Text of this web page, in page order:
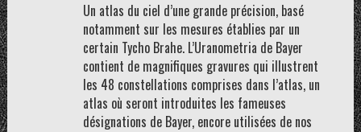
Un atlas du ciel d’une grande précision, basé
notamment sur les mesures établies par un
certain Tycho Brahe. L’Uranometria de Bayer
contient de magnifiques gravures qui illustrent
les 48 constellations comprises dans l’atlas, un
atlas où seront introduites les fameuses
désignations de Bayer, encore utilisées de nos